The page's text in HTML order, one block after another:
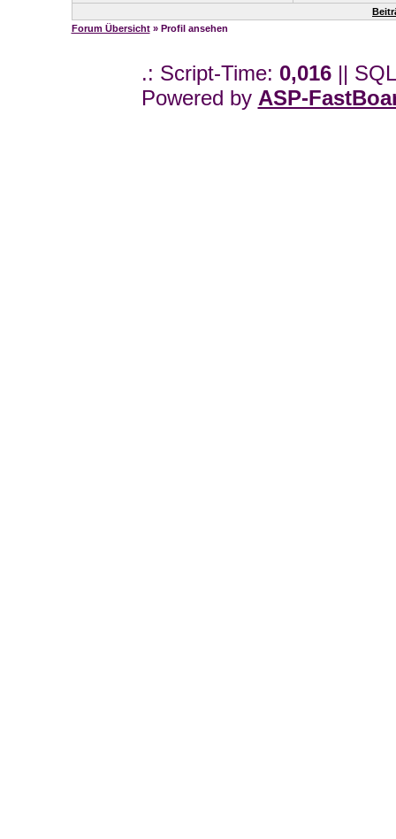
Forum Übersicht» Profil ansehen
.: Script-Time: 0,016||
Powered by ASP-